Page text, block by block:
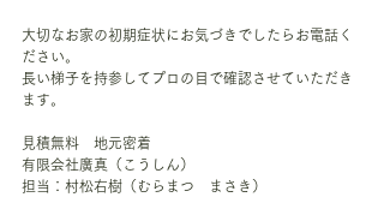
大切なお家の初期症状にお気づきでしたらお電話く
ださい。
長い梯子を持参してプロの目で確認させていただき
ます。
見積無料　地元密着
有限会社廣真（こうしん）
担当：村松右樹（むらまつ　まさき）